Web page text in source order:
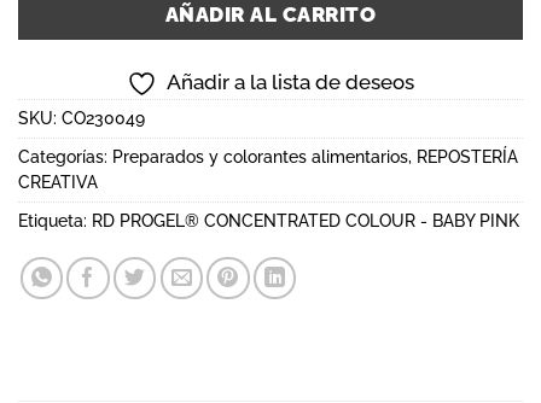
AÑADIR AL CARRITO
Añadir a la lista de deseos
SKU: CO230049
Categorías: Preparados y colorantes alimentarios, REPOSTERÍA
CREATIVA
Etiqueta: RD PROGEL® CONCENTRATED COLOUR - BABY PINK